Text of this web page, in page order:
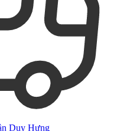
Duy Hưng